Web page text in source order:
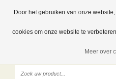
NL
EUR
Door het gebruiken van onze
cookies om onze website te
Meer over